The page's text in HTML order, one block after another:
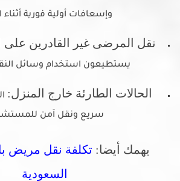
وإسعافات أولية فورية أثناء
نقل المرضى غير القادرين على
يستطيعون استخدام وسائل
الحالات الطارئة خارج المنزل:
سريع ونقل آمن
يهمك أيضا: تكلفة نقل مريض
السعودية